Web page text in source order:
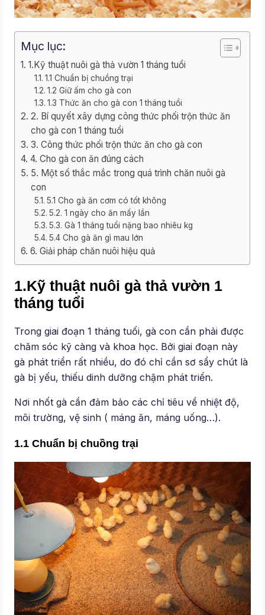
Mục lục:
1.Kỹ thuật nuôi gà thả vườn 1 tháng tuổi
1.1 Chuẩn bị chuồng trại
1.2 Giữ ấm cho gà con
1.3 Thức ăn cho gà con 1 tháng tuổi
2. Bí quyết xây dựng công thức phối trộn thức ăn
cho gà con 1 tháng tuổi
3. Công thức phối trộn thức ăn cho gà con
4. Cho gà con ăn đúng cách
5. Một số thắc mắc trong quá trình chăn nuôi gà
con
5.1 Cho gà ăn cơm có tốt không
5.2. 1 ngày cho ăn mấy lần
5.3. Gà 1 tháng tuổi nặng bao nhiêu kg
5.4 Cho gà ăn gì mau lớn
6. Giải pháp chăn nuôi hiệu quả
1.Kỹ thuật nuôi gà thả vườn 1
tháng tuổi
Trong giai đoạn 1 tháng tuối, gà con cần phải được
chăm sóc kỹ càng và khoa học. Bởi giai đoạn này
gà phát triển rất nhiều, do đó chỉ cần sơ sẩy chút là
gà bị yếu, thiếu dinh dưỡng chậm phát triển.
Nơi nhốt gà cần đảm bảo các chỉ tiêu về nhiệt độ,
môi trường, vệ sinh ( máng ăn, máng uống…).
1.1 Chuẩn bị chuồng trại